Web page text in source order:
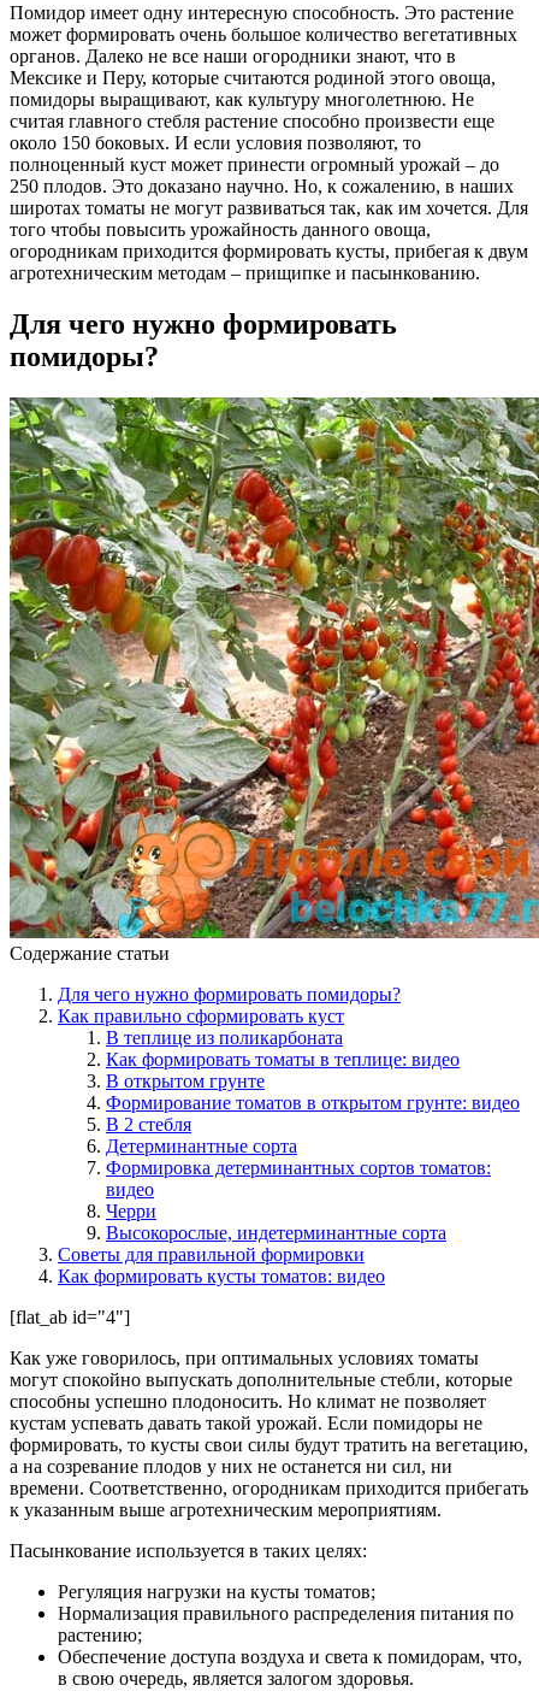
Помидор имеет одну интересную способность. Это растение
может формировать очень большое количество вегетативных
органов. Далеко не все наши огородники знают, что в
Мексике и Перу, которые считаются родиной этого овоща,
помидоры выращивают, как культуру многолетнюю. Не
считая главного стебля растение способно произвести еще
около 150 боковых. И если условия позволяют, то
полноценный куст может принести огромный урожай – до
250 плодов. Это доказано научно. Но, к сожалению, в наших
широтах томаты не могут развиваться так, как им хочется. Для
того чтобы повысить урожайность данного овоща,
огородникам приходится формировать кусты, прибегая к двум
агротехническим методам – прищипке и пасынкованию.
Для чего нужно формировать
помидоры?
Содержание статьи
Для чего нужно формировать помидоры?
Как правильно сформировать куст
В теплице из поликарбоната
Как формировать томаты в теплице: видео
В открытом грунте
Формирование томатов в открытом грунте: видео
В 2 стебля
Детерминантные сорта
Формировка детерминантных сортов томатов:
видео
Черри
Высокорослые, индетерминантные сорта
Советы для правильной формировки
Как формировать кусты томатов: видео
[flat_ab id="4"]
Как уже говорилось, при оптимальных условиях томаты
могут спокойно выпускать дополнительные стебли, которые
способны успешно плодоносить. Но климат не позволяет
кустам успевать давать такой урожай. Если помидоры не
формировать, то кусты свои силы будут тратить на вегетацию,
а на созревание плодов у них не останется ни сил, ни
времени. Соответственно, огородникам приходится прибегать
к указанным выше агротехническим мероприятиям.
Пасынкование используется в таких целях:
Регуляция нагрузки на кусты томатов;
Нормализация правильного распределения питания по
растению;
Обеспечение доступа воздуха и света к помидорам, что,
в свою очередь, является залогом здоровья.